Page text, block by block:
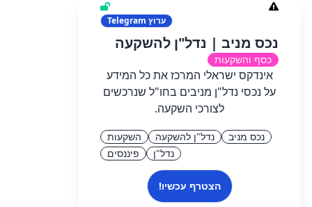
ערוץ
נכס מניב | נדל"ן להשקעה
כסף והשקעות
אינדקס ישראלי המרכז את כל המידע
על נכסי נדל"ן מניבים בחו"ל שנרכשים
לצורכי השקעה.
נכס מניב נדל"ן להשקעה
השקעות
נדל"ן
פיננסים
הצטרף עכשיו!